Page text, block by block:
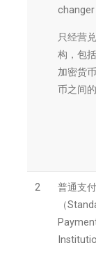
changer
只经营
构，包
加密货
币之间
2
普通支
（